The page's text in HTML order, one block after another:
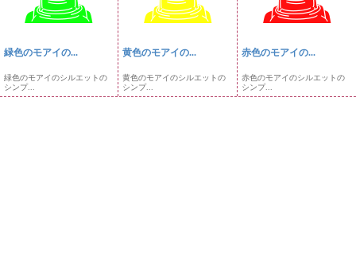
緑色のモアイの...
緑色のモアイのシルエットの
シンプ...
黄色のモアイの...
黄色のモアイのシルエットの
シンプ...
赤色のモアイの...
赤色のモアイのシルエットの
シンプ...